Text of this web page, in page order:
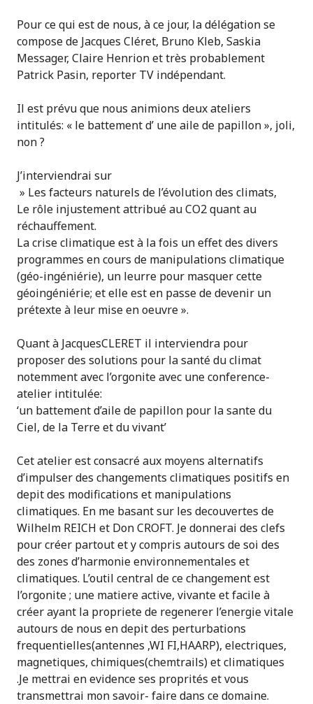
Pour ce qui est de nous, à ce jour, la délégation se
compose de Jacques Cléret, Bruno Kleb, Saskia
Messager, Claire Henrion et très probablement
Patrick Pasin, reporter TV indépendant.
Il est prévu que nous animions deux ateliers
intitulés: « le battement d’ une aile de papillon », joli,
non ?
J’interviendrai sur
» Les facteurs naturels de l’évolution des climats,
Le rôle injustement attribué au CO2 quant au
réchauffement.
La crise climatique est à la fois un effet des divers
programmes en cours de manipulations climatique
(géo-ingéniérie), un leurre pour masquer cette
géoingéniérie; et elle est en passe de devenir un
prétexte à leur mise en oeuvre ».
Quant à JacquesCLERET il interviendra pour
proposer des solutions pour la santé du climat
notemment avec l’orgonite avec une conference-
atelier intitulée:
‘un battement d’aile de papillon pour la sante du
Ciel, de la Terre et du vivant’
Cet atelier est consacré aux moyens alternatifs
d’impulser des changements climatiques positifs en
depit des modifications et manipulations
climatiques. En me basant sur les decouvertes de
Wilhelm REICH et Don CROFT. Je donnerai des clefs
pour créer partout et y compris autours de soi des
des zones d’harmonie environnementales et
climatiques. L’outil central de ce changement est
l’orgonite ; une matiere active, vivante et facile à
créer ayant la propriete de regenerer l’energie vitale
autours de nous en depit des perturbations
frequentielles(antennes ,WI FI,HAARP), electriques,
magnetiques, chimiques(chemtrails) et climatiques
.Je mettrai en evidence ses proprités et vous
transmettrai mon savoir- faire dans ce domaine.